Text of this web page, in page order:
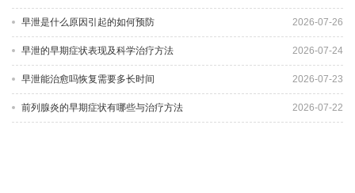
早泄是什么原因引起的如何预防 2026-07-26
早泄的早期症状表现及科学治疗方法 2026-07-24
早泄能治愈吗恢复需要多长时间 2026-07-23
前列腺炎的早期症状有哪些与治疗方法 2026-07-22